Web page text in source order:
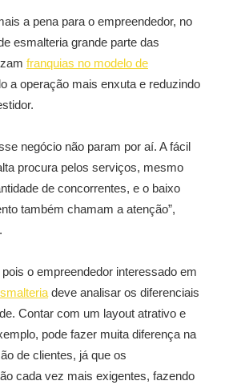
a pena para o empreendedor, no
esmalteria grande parte das
franquias no modelo de
a operação mais enxuta e reduzindo
negócio não param por aí. A fácil
procura pelos serviços, mesmo
de concorrentes, e o baixo
também chamam a atenção”,
o empreendedor interessado em
deve analisar os diferenciais
Contar com um layout atrativo e
pode fazer muita diferença na
de clientes, já que os
cada vez mais exigentes, fazendo